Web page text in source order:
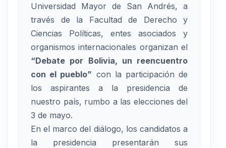
Universidad Mayor de San Andrés, a
través de la Facultad de Derecho y
Ciencias Políticas, entes asociados y
organismos internacionales organizan el
“Debate por Bolivia, un reencuentro
con el pueblo” con la participación de
los aspirantes a la presidencia de
nuestro país, rumbo a las elecciones del
3 de mayo.
En el marco del diálogo, los candidatos a
la presidencia presentarán sus